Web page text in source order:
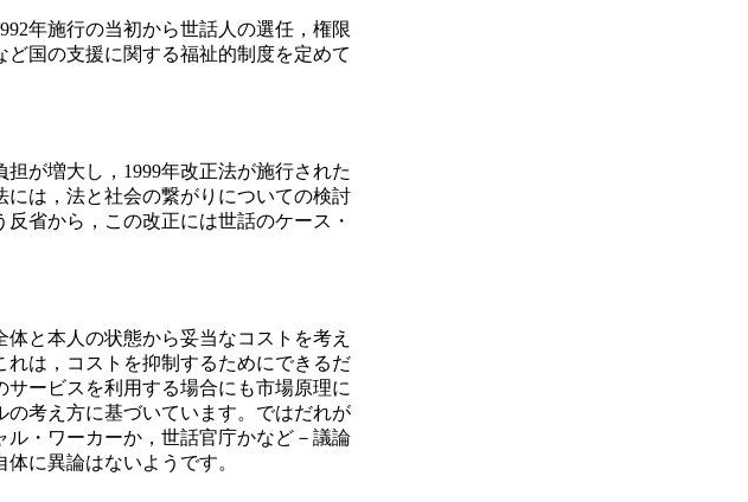
年施行の当初から世話人の選任，権限
国の支援に関する福祉的制度を定めて
が増大し，1999年改正法が施行された
には，法と社会の繋がりについての検討
省から，この改正には世話のケース・
と本人の状態から妥当なコストを考え
は，コストを抑制するためにできるだ
ービスを利用する場合にも市場原理に
考え方に基づいています。ではだれが
・ワーカーか，世話官庁かなど－議論
に異論はないようです。